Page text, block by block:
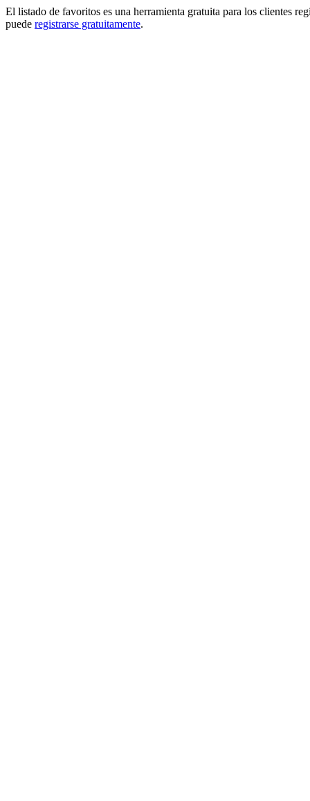
El listado de favoritos es una herramienta gratuita para los clientes
puede registrarse gratuitamente.